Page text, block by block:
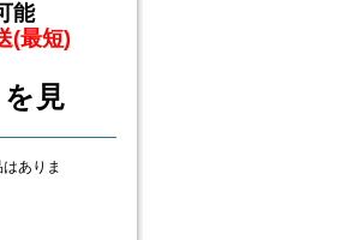
能
(最短)
見
ありま